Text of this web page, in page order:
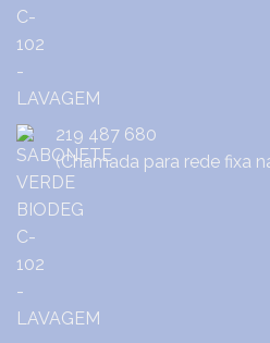
219 487 680
(Chamada para rede fixa